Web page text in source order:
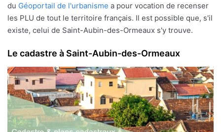
du Géoportail de l'urbanisme a pour vocation de recenser
les PLU de tout le territoire français. Il est possible que, s'il
existe, celui de Saint-Aubin-des-Ormeaux s'y trouve.
Le cadastre à Saint-Aubin-des-Ormeaux